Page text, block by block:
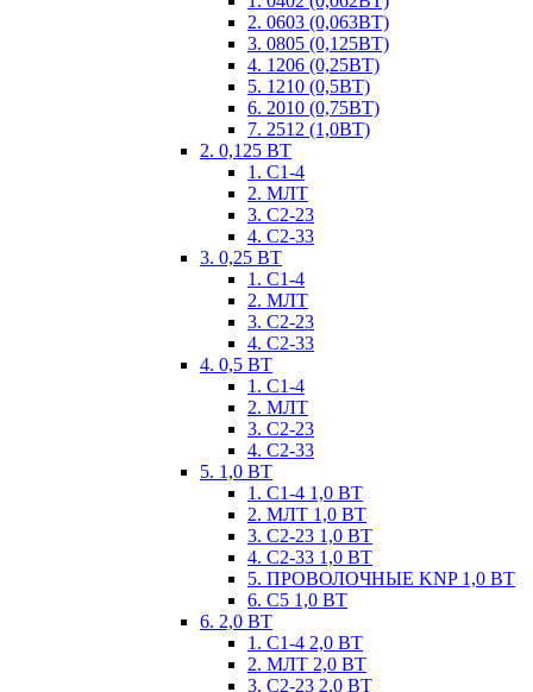
2. 0603 (0,063ВТ)
3. 0805 (0,125ВТ)
4. 1206 (0,25ВТ)
5. 1210 (0,5ВТ)
6. 2010 (0,75ВТ)
7. 2512 (1,0ВТ)
2. 0,125 ВТ
1. С1-4
2. МЛТ
3. С2-23
4. С2-33
3. 0,25 ВТ
1. С1-4
2. МЛТ
3. С2-23
4. С2-33
4. 0,5 ВТ
1. С1-4
2. МЛТ
3. С2-23
4. С2-33
5. 1,0 ВТ
1. С1-4 1,0 ВТ
2. МЛТ 1,0 ВТ
3. С2-23 1,0 ВТ
4. С2-33 1,0 ВТ
5. ПРОВОЛОЧНЫЕ KNP 1,0 ВТ
6. С5 1,0 ВТ
6. 2,0 ВТ
1. С1-4 2,0 ВТ
2. МЛТ 2,0 ВТ
3. С2-23 2,0 ВТ